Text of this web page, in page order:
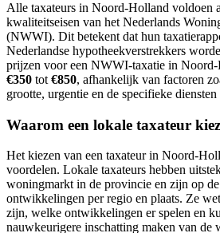
Alle taxateurs in Noord-Holland voldoen
kwaliteitseisen van het Nederlands
(NWWI). Dit betekent dat hun
Nederlandse hypotheekverstrekkers
prijzen voor een NWWI-taxatie in
€350 tot €850, afhankelijk van factoren
grootte, urgentie en de specifieke
Waarom een lokale taxateur
Het kiezen van een taxateur in Noord-
voordelen. Lokale taxateurs hebben
woningmarkt in de provincie en zijn op
ontwikkelingen per regio en plaats. Ze
zijn, welke ontwikkelingen er spelen en
nauwkeurigere inschatting maken van de